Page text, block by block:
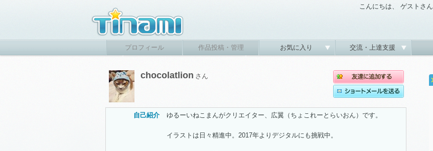
こんにちは、 ゲストさん
プロフィール 作品投稿・管理 お気に入り 交流・上達支援
chocolatlion さん
自己紹介 ゆるーいねこまんがクリエイター、広翼（ちょこれーとらいおん）です。
イラストは日々精進中。2017年よりデジタルにも挑戦中。